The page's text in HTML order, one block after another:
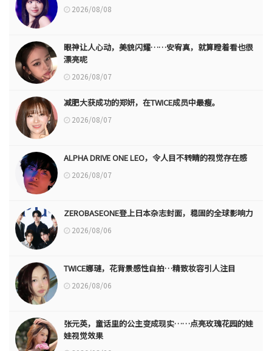
2026/08/08
眼神让人心动，美貌闪耀……安宥真，就算瞪着看也很
漂亮呢
2026/08/07
减肥大获成功的郑妍，在TWICE成员中最瘦。
2026/08/07
ALPHA DRIVE ONE LEO，令人目不转睛的视觉存在感
2026/08/07
ZEROBASEONE登上日本杂志封面，稳固的全球影响力
2026/08/06
TWICE娜璉，花背景感性自拍…精致妆容引人注目
2026/08/06
张元英，童话里的公主变成现实……点亮玫瑰花园的娃
娃视觉效果